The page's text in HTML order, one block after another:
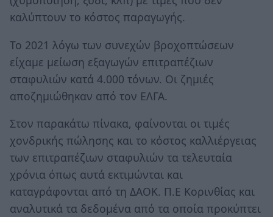
καλύπτουν το κόστος παραγωγής.
Το 2021 λόγω των συνεχών βροχοπτώσεων
είχαμε μείωση εξαγωγών επιτραπέζιων
σταφυλιών κατά 4.000 τόνων. Οι ζημιές
αποζημιώθηκαν από τον ΕΛΓΑ.
Στον παρακάτω πίνακα, φαίνονται οι τιμές
χονδρικής πώλησης και το κόστος καλλιέργειας
των επιτραπέζιων σταφυλιών τα τελευταία
χρόνια όπως αυτά εκτιμώνται και
καταγράφονται από τη ΔΑΟΚ. Π.Ε Κορινθίας και
αναλυτικά τα δεδομένα από τα οποία προκύπτει